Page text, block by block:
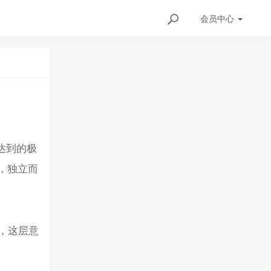
会员中心
到的极
独立而
这层意